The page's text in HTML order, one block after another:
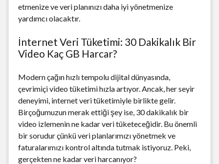
etmenize ve veri planınızı daha iyi yönetmenize
yardımcı olacaktır.
İnternet Veri Tüketimi: 30 Dakikalık Bir
Video Kaç GB Harcar?
Modern çağın hızlı tempolu dijital dünyasında,
çevrimiçi video tüketimi hızla artıyor. Ancak, her seyir
deneyimi, internet veri tüketimiyle birlikte gelir.
Birçoğumuzun merak ettiği şey ise, 30 dakikalık bir
video izlemenin ne kadar veri tüketeceğidir. Bu önemli
bir sorudur çünkü veri planlarımızı yönetmek ve
faturalarımızı kontrol altında tutmak istiyoruz. Peki,
gerçekten ne kadar veri harcanıyor?